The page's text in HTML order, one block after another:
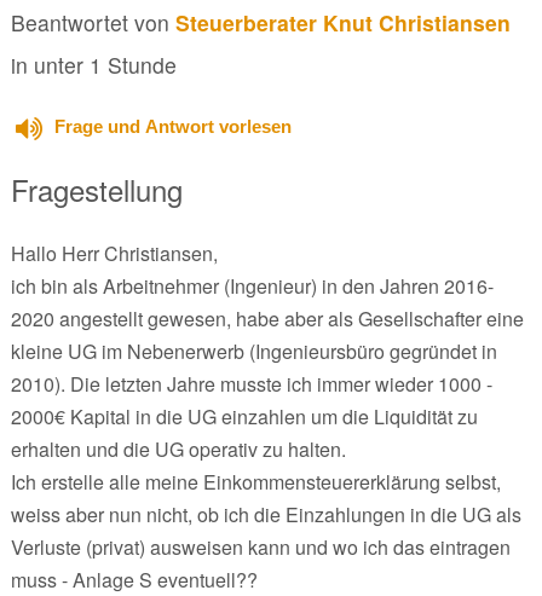
Beantwortet von Steuerberater Knut Christiansen
in unter 1 Stunde
Frage und Antwort vorlesen
Fragestellung
Hallo Herr Christiansen,
ich bin als Arbeitnehmer (Ingenieur) in den Jahren 2016-
2020 angestellt gewesen, habe aber als Gesellschafter eine
kleine UG im Nebenerwerb (Ingenieursbüro gegründet in
2010). Die letzten Jahre musste ich immer wieder 1000 -
2000€ Kapital in die UG einzahlen um die Liquidität zu
erhalten und die UG operativ zu halten.
Ich erstelle alle meine Einkommensteuererklärung selbst,
weiss aber nun nicht, ob ich die Einzahlungen in die UG als
Verluste (privat) ausweisen kann und wo ich das eintragen
muss - Anlage S eventuell??